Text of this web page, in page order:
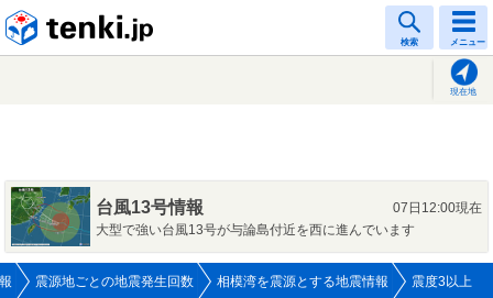
検索 メニュー
現在地
台風13号情報
07日12:00現在
大型で強い台風13号が与論島付近を西に進んでいます
震源地ごとの地震発生回数 相模湾を震源とする地震情報 震度3以上